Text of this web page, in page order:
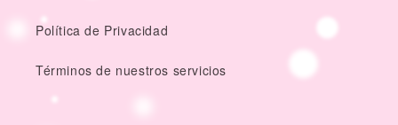
Política de Privacidad
Términos de nuestros servicios